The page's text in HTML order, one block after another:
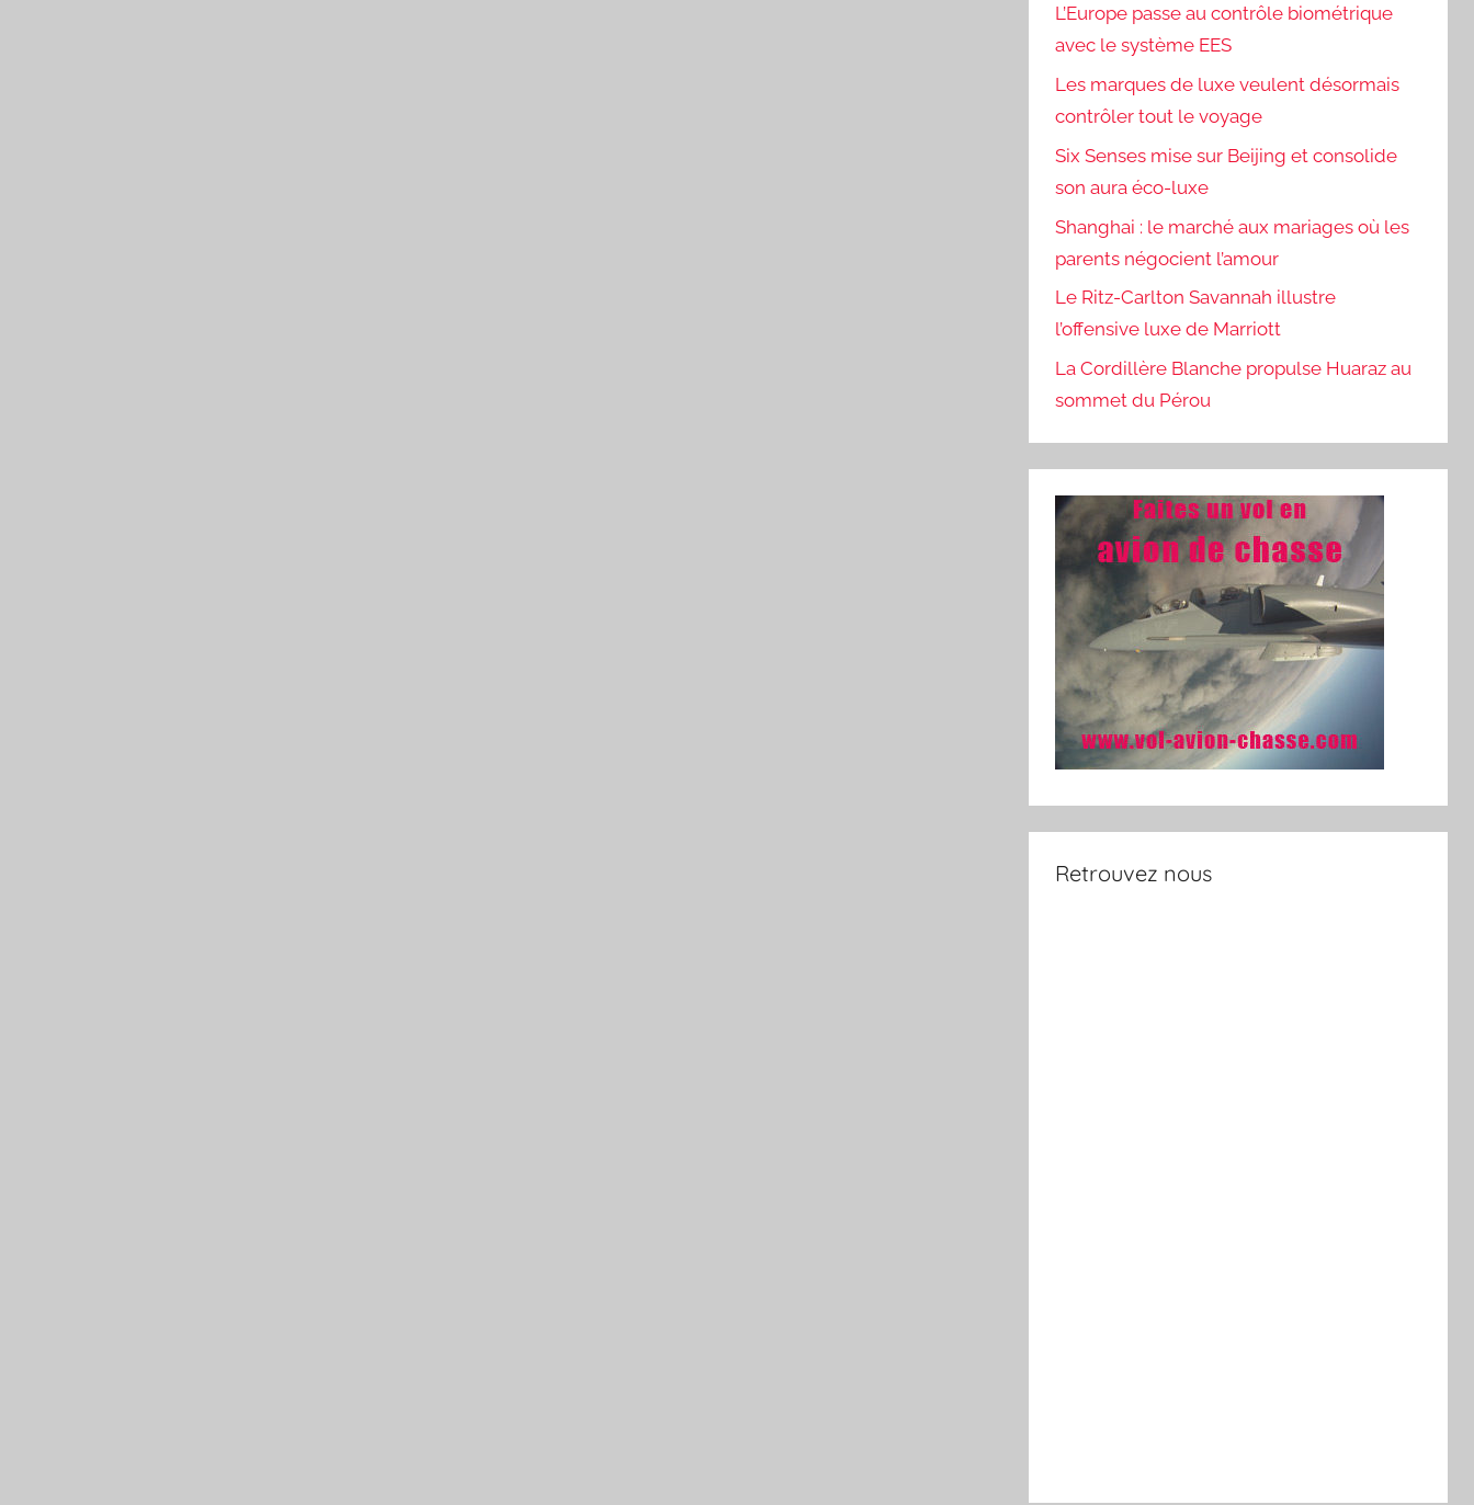
L’Europe passe au contrôle biométrique
avec le système EES
Les marques de luxe veulent désormais
contrôler tout le voyage
Six Senses mise sur Beijing et consolide
son aura éco-luxe
Shanghai : le marché aux mariages où les
parents négocient l’amour
Le Ritz-Carlton Savannah illustre
l’offensive luxe de Marriott
La Cordillère Blanche propulse Huaraz au
sommet du Pérou
Retrouvez nous